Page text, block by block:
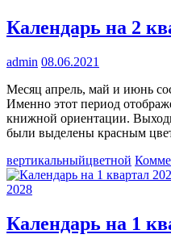
Календарь на 2
admin 08.06.2021
Месяц апрель, май и июнь
Именно этот период
книжной ориентации.
были выделены красным
вертикальныйцветной
2028
Календарь на 1